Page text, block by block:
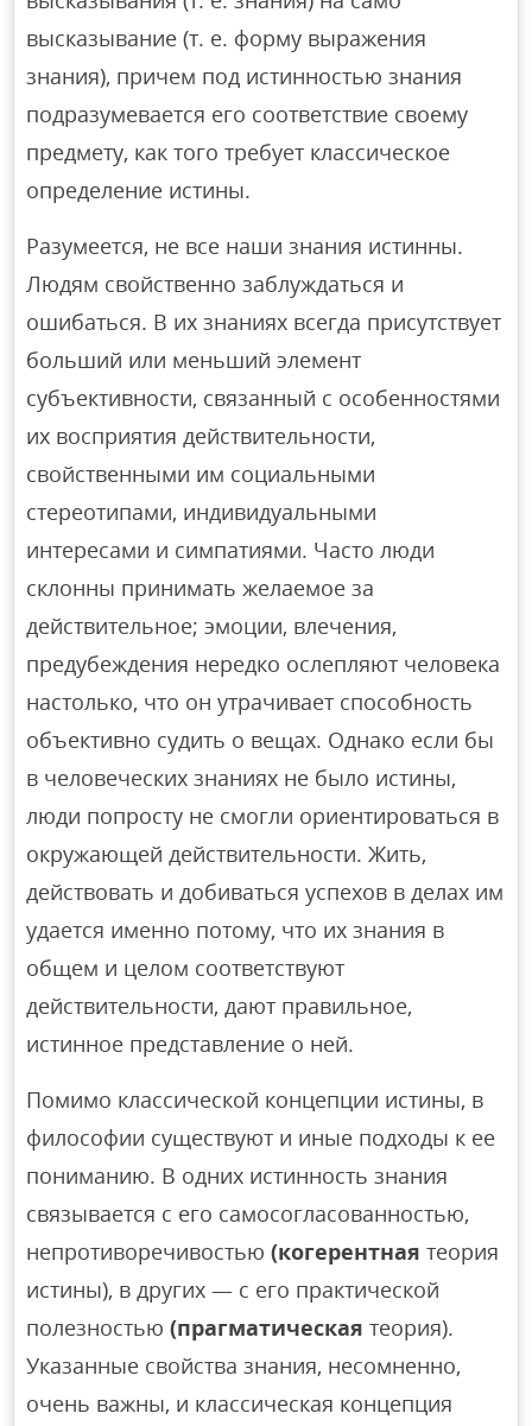
высказывание (т. е. форму выражения
знания), причем под истинностью знания
подразумевается его соответствие своему
предмету, как того требует классическое
определение истины.
Разумеется, не все наши знания истинны.
Людям свойственно заблуждаться и
ошибаться. В их знаниях всегда присутствует
больший или меньший элемент
субъективности, связанный с особенностями
их восприятия действительности,
свойственными им социальными
стереотипами, индивидуальными
интересами и симпатиями. Часто люди
склонны принимать желаемое за
действительное; эмоции, влечения,
предубеждения нередко ослепляют человека
настолько, что он утрачивает способность
объективно судить о вещах. Однако если бы
в человеческих знаниях не было истины,
люди попросту не смогли ориентироваться в
окружающей действительности. Жить,
действовать и добиваться успехов в делах им
удается именно потому, что их знания в
общем и целом соответствуют
действительности, дают правильное,
истинное представление о ней.
Помимо классической концепции истины, в
философии существуют и иные подходы к ее
пониманию. В одних истинность знания
связывается с его самосогласованностью,
непротиворечивостью(когерентнаятеория
истины), в других — с его практической
полезностью(прагматическаятеория).
Указанные свойства знания, несомненно,
очень важны, и классическая концепция